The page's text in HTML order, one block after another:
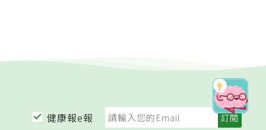
健康報e報